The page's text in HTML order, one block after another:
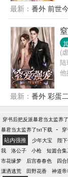
注
根
生
系
纣
只
最新： 番外 前世
传）
(
陆
贴
最新： 番外 彩蛋
穿书后把反派暴君当太监养
暴君当太监养了txt下载 -
站内强推 少年大宝 陛
我
洛公子 小枪 短篇合
市花缘梦
后宫春春色 四
潇洒逃荒
田野花香 神道